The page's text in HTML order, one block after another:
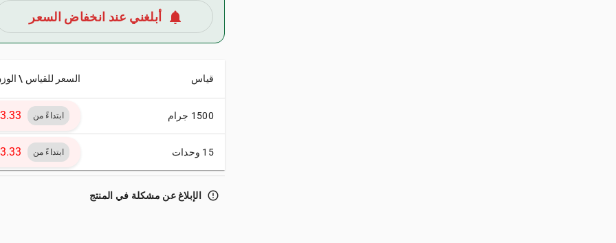
notifications أبلغني عند انخفاض السعر
قياس السعر للقياس \
1500 جرام ابتداءً من
15 وحدات ابتداءً من
error_outline الإبلاغ عن مشكلة في المنتج